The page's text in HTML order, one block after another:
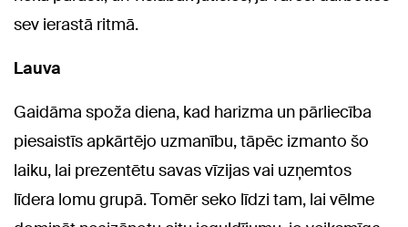
sev ierastā ritmā.
Lauva
Gaidāma spoža diena, kad harizma un pārliecība
piesaistīs apkārtējo uzmanību, tāpēc izmanto šo
laiku, lai prezentētu savas vīzijas vai uzņemtos
līdera lomu grupā. Tomēr seko līdzi tam, lai vēlme